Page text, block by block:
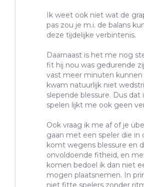
Ik weet ook niet wat de
pas zou je m.i. de balans
deze tijdelijke verbintenis.
Daarnaast is het me nog
fit hij nou was gedurende
vast meer minuten kunnen
kwam natuurlijk niet
slepende blessure. Dus dat
spelen lijkt me ook geen
Ook vraag ik me af of je
gaan met een speler die in
komt wegens blessure en
onvoldoende fitheid, en
komen bedoel ik dan niet
mogen plaatsnemen. In
niet fitte spelers zonder